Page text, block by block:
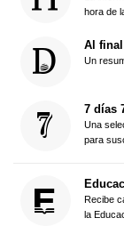
hora de
Al
Un
7 días
Una
para
Recibe
la